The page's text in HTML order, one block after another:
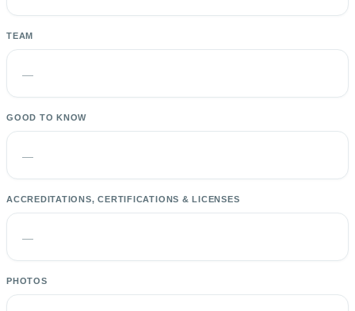
TEAM
—
GOOD TO KNOW
—
ACCREDITATIONS, CERTIFICATIONS & LICENSES
—
PHOTOS